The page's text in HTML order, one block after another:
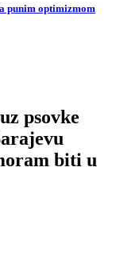
punim optimizmom
psovke
biti u